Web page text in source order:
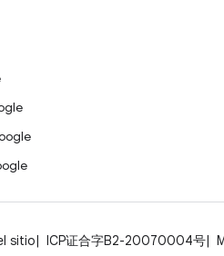
sitio ICP证合字B2-20070004号